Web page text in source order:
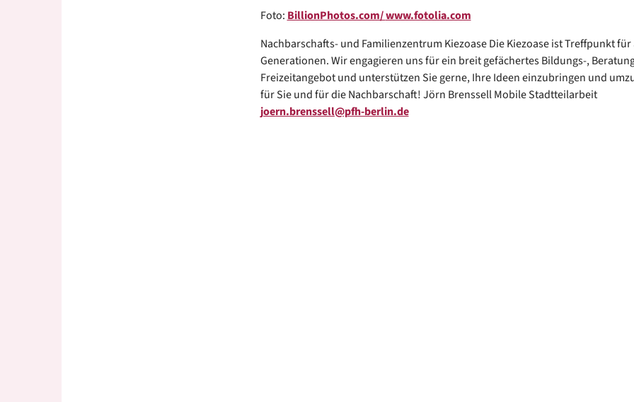
Foto: BillionPhotos.com/www.fotolia.com
Nachbarschafts- und Familienzentrum Kiezoase Die Kiezoase ist Treffpunkt für
Generationen. Wir engagieren uns für ein breit gefächertes Bildungs-,
Freizeitangebot und unterstützen Sie gerne, Ihre Ideen einzubringen und
für Sie und für die Nachbarschaft! Jörn Brenssell Mobile Stadtteilarbeit
joern.brenssell@pfh-berlin.de